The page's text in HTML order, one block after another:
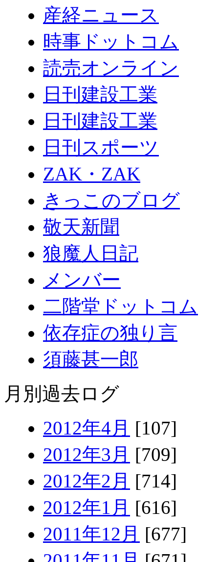
産経ニュース
時事ドットコム
読売オンライン
日刊建設工業
日刊建設工業
日刊スポーツ
ZAK・ZAK
きっこのブログ
敬天新聞
狼魔人日記
メンバー
二階堂ドットコム
依存症の独り言
須藤甚一郎
月別過去ログ
2012年4月 [107]
2012年3月 [709]
2012年2月 [714]
2012年1月 [616]
2011年12月 [677]